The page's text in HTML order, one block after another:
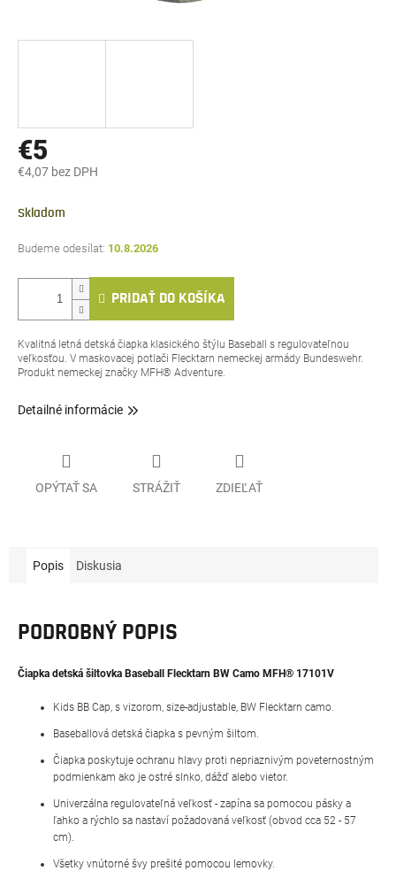
€5
€4,07 bez DPH
cena:
Skladom
10.8.2026
PRIDAŤ DO KOŠÍKA
Kvalitná letná detská čiapka klasického štýlu Baseball s regulovateľnou
veľkosťou. V maskovacej potlači Flecktarn nemeckej armády Bundeswehr.
Produkt nemeckej značky MFH® Adventure.
Detailné informácie
OPÝTAŤ SA STRÁŽIŤ ZDIEĽAŤ
Popis Diskusia
PODROBNÝ POPIS
Čiapka detská šiltovka Baseball Flecktarn BW Camo MFH® 17101V
Kids BB Cap, s vizorom, size-adjustable, BW Flecktarn camo.
Baseballová detská čiapka s pevným šiltom.
Čiapka poskytuje ochranu hlavy proti nepriaznivým poveternostným
podmienkam ako je ostré slnko, dážď alebo vietor.
Univerzálna regulovateľná veľkosť - zapína sa pomocou pásky a
ľahko a rýchlo sa nastaví požadovaná veľkosť (obvod cca 52 - 57
cm).
Všetky vnútorné švy prešité pomocou lemovky.